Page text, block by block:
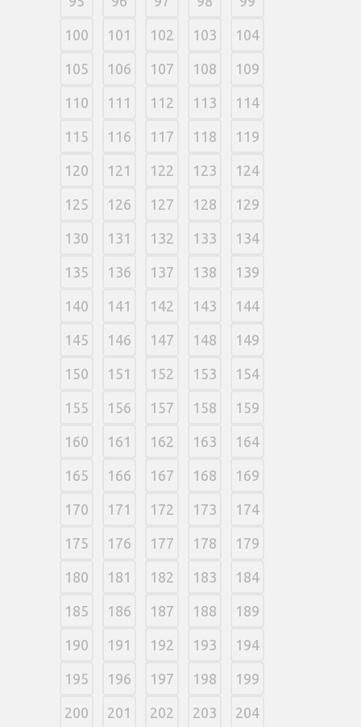
100 101 102 103 104
105 106 107 108 109
110 111 112 113 114
115 116 117 118 119
120 121 122 123 124
125 126 127 128 129
130 131 132 133 134
135 136 137 138 139
140 141 142 143 144
145 146 147 148 149
150 151 152 153 154
155 156 157 158 159
160 161 162 163 164
165 166 167 168 169
170 171 172 173 174
175 176 177 178 179
180 181 182 183 184
185 186 187 188 189
190 191 192 193 194
195 196 197 198 199
200 201 202 203 204